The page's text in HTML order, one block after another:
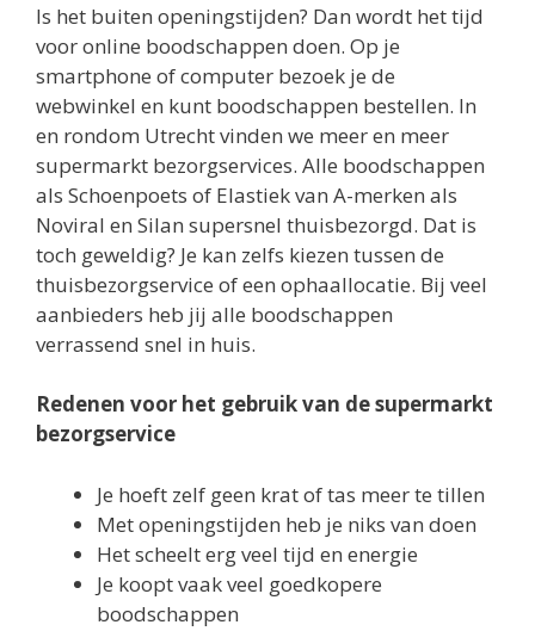
Is het buiten openingstijden? Dan wordt het tijd
voor online boodschappen doen. Op je
smartphone of computer bezoek je de
webwinkel en kunt boodschappen bestellen. In
en rondom Utrecht vinden we meer en meer
supermarkt bezorgservices. Alle boodschappen
als Schoenpoets of Elastiek van A-merken als
Noviral en Silan supersnel thuisbezorgd. Dat is
toch geweldig? Je kan zelfs kiezen tussen de
thuisbezorgservice of een ophaallocatie. Bij veel
aanbieders heb jij alle boodschappen
verrassend snel in huis.
Redenen voor het gebruik van de supermarkt
bezorgservice
Je hoeft zelf geen krat of tas meer te tillen
Met openingstijden heb je niks van doen
Het scheelt erg veel tijd en energie
Je koopt vaak veel goedkopere
boodschappen